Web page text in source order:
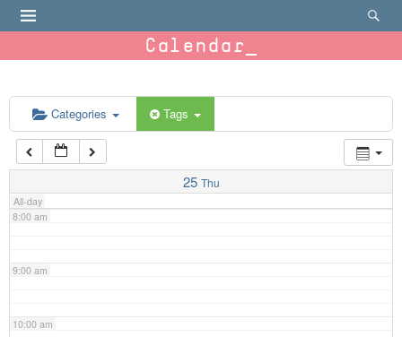
Calendar
Categories Tags
25 Thu
All-day
6:00 am
7:00 am
8:00 am
9:00 am
10:00 am